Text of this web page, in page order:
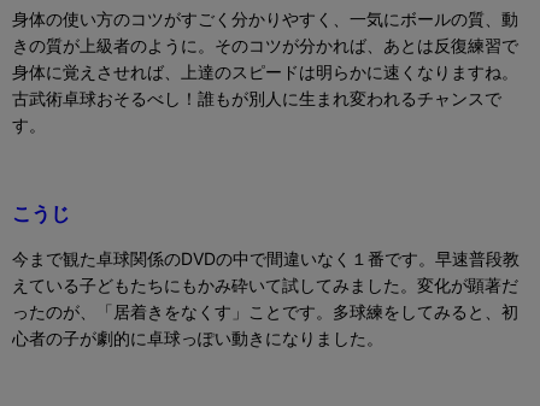
身体の使い方のコツがすごく分かりやすく、一気にボールの質、動
きの質が上級者のように。 そのコツが分かれば、あとは反復練習で
身体に覚えさせれば、上達のスピードは明らかに速くなりますね。
古武術卓球おそるべし！ 誰もが別人に生まれ変われるチャンスで
す。
こうじ
今まで観た卓球関係のDVDの中で間違いなく１番です。早速普段教
えている子どもたちにもかみ砕いて試してみました。変化が顕著だ
ったのが、「居着きをなくす」ことです。多球練をしてみると、初
心者の子が劇的に卓球っぽい動きになりました。